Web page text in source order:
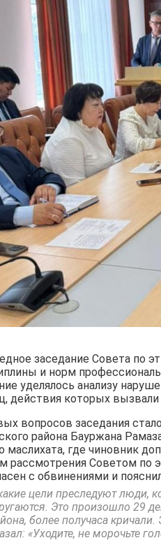
заседание Совета по
и норм
уделялось анализу
действия которых
вопросов заседания
района Бауржана
маслихата, где чиновник
рассмотрения Советом по
с обвинениями и
цели преследуют люди,
Это произошло 29
более получаса
«Уходите, не морочьте